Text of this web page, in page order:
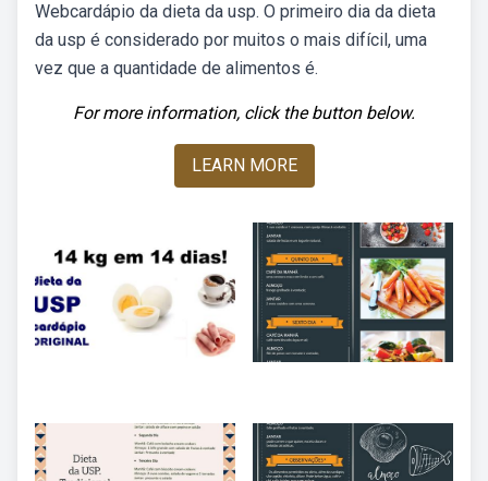
Webcardápio da dieta da usp. O primeiro dia da dieta
da usp é considerado por muitos o mais difícil, uma
vez que a quantidade de alimentos é.
For more information, click the button below.
LEARN MORE